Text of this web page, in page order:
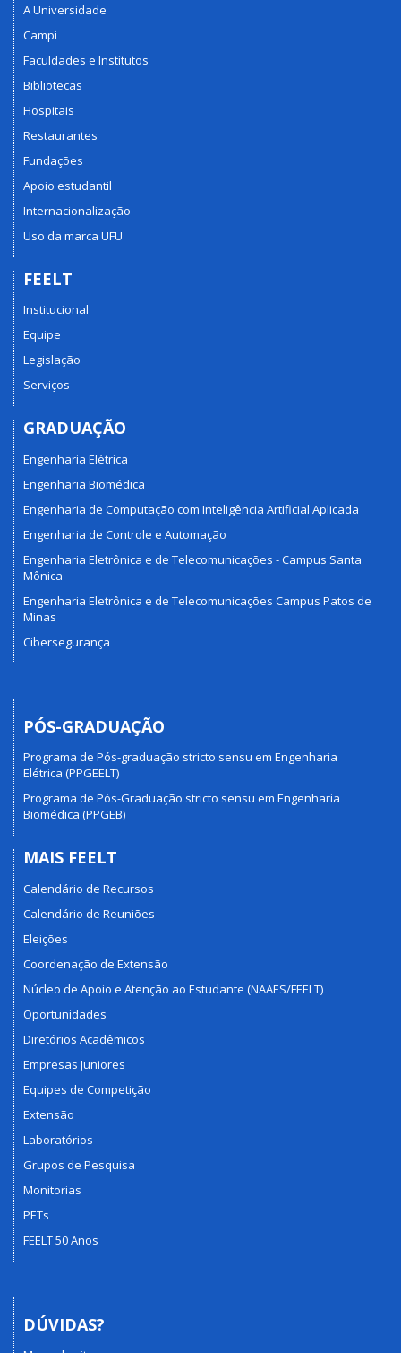
A Universidade
Campi
Faculdades e Institutos
Bibliotecas
Hospitais
Restaurantes
Fundações
Apoio estudantil
Internacionalização
Uso da marca UFU
FEELT
Institucional
Equipe
Legislação
Serviços
GRADUAÇÃO
Engenharia Elétrica
Engenharia Biomédica
Engenharia de Computação com Inteligência Artificial Aplicada
Engenharia de Controle e Automação
Engenharia Eletrônica e de Telecomunicações - Campus Santa
Mônica
Engenharia Eletrônica e de Telecomunicações Campus Patos de
Minas
Cibersegurança
PÓS-GRADUAÇÃO
Programa de Pós-graduação stricto sensu em Engenharia
Elétrica (PPGEELT)
Programa de Pós-Graduação stricto sensu em Engenharia
Biomédica (PPGEB)
MAIS FEELT
Calendário de Recursos
Calendário de Reuniões
Eleições
Coordenação de Extensão
Núcleo de Apoio e Atenção ao Estudante (NAAES/FEELT)
Oportunidades
Diretórios Acadêmicos
Empresas Juniores
Equipes de Competição
Extensão
Laboratórios
Grupos de Pesquisa
Monitorias
PETs
FEELT 50 Anos
DÚVIDAS?